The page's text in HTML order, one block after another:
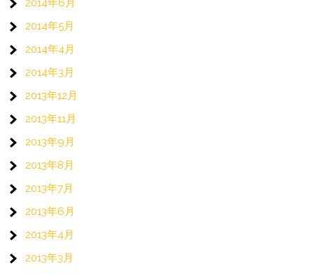
2014年6月
2014年5月
2014年4月
2014年3月
2013年12月
2013年11月
2013年9月
2013年8月
2013年7月
2013年6月
2013年4月
2013年3月